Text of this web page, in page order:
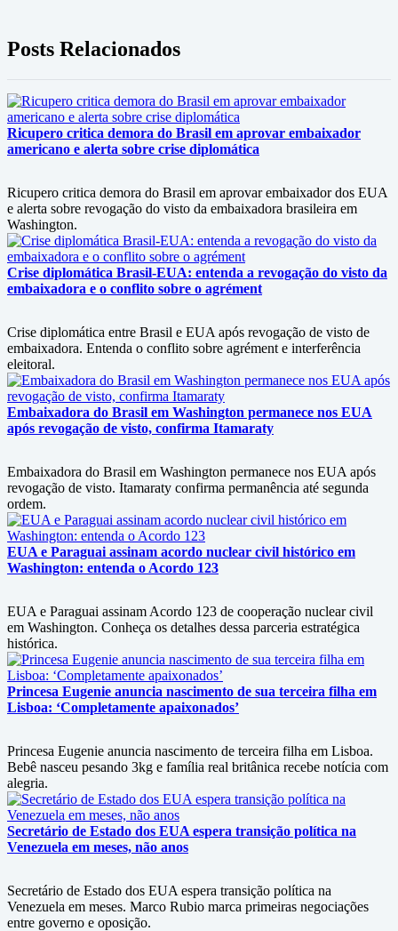
Posts Relacionados
Ricupero critica demora do Brasil em aprovar embaixador
americano e alerta sobre crise diplomática
Ricupero critica demora do Brasil em aprovar embaixador dos EUA
e alerta sobre revogação do visto da embaixadora brasileira em
Washington.
Crise diplomática Brasil-EUA: entenda a revogação do visto da
embaixadora e o conflito sobre o agrément
Crise diplomática entre Brasil e EUA após revogação de visto de
embaixadora. Entenda o conflito sobre agrément e interferência
eleitoral.
Embaixadora do Brasil em Washington permanece nos EUA
após revogação de visto, confirma Itamaraty
Embaixadora do Brasil em Washington permanece nos EUA após
revogação de visto. Itamaraty confirma permanência até segunda
ordem.
EUA e Paraguai assinam acordo nuclear civil histórico em
Washington: entenda o Acordo 123
EUA e Paraguai assinam Acordo 123 de cooperação nuclear civil
em Washington. Conheça os detalhes dessa parceria estratégica
histórica.
Princesa Eugenie anuncia nascimento de sua terceira filha em
Lisboa: ‘Completamente apaixonados’
Princesa Eugenie anuncia nascimento de terceira filha em Lisboa.
Bebê nasceu pesando 3kg e família real britânica recebe notícia com
alegria.
Secretário de Estado dos EUA espera transição política na
Venezuela em meses, não anos
Secretário de Estado dos EUA espera transição política na
Venezuela em meses. Marco Rubio marca primeiras negociações
entre governo e oposição.